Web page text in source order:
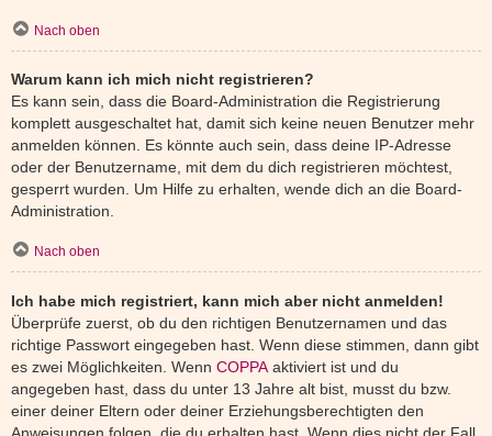
Nach oben
Warum kann ich mich nicht registrieren?
Es kann sein, dass die Board-Administration die Registrierung
komplett ausgeschaltet hat, damit sich keine neuen Benutzer mehr
anmelden können. Es könnte auch sein, dass deine IP-Adresse
oder der Benutzername, mit dem du dich registrieren möchtest,
gesperrt wurden. Um Hilfe zu erhalten, wende dich an die Board-
Administration.
Nach oben
Ich habe mich registriert, kann mich aber nicht anmelden!
Überprüfe zuerst, ob du den richtigen Benutzernamen und das
richtige Passwort eingegeben hast. Wenn diese stimmen, dann gibt
es zwei Möglichkeiten. Wenn COPPA aktiviert ist und du
angegeben hast, dass du unter 13 Jahre alt bist, musst du bzw.
einer deiner Eltern oder deiner Erziehungsberechtigten den
Anweisungen folgen, die du erhalten hast. Wenn dies nicht der Fall